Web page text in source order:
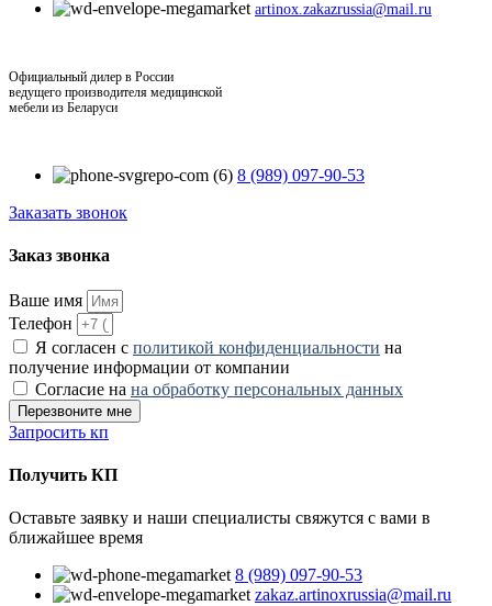
artinox.zakazrussia@mail.ru
Официальный дилер в России
ведущего производителя медицинской
мебели из Беларуси
8 (989) 097-90-53
Заказать звонок
Заказ звонка
Ваше имя
Телефон
Я согласен с политикой конфиденциальности на
получение информации от компании
Согласие на на обработку персональных данных
Перезвоните мне
Запросить кп
Получить КП
Оставьте заявку и наши специалисты свяжутся с вами в
ближайшее время
8 (989) 097-90-53
zakaz.artinoxrussia@mail.ru